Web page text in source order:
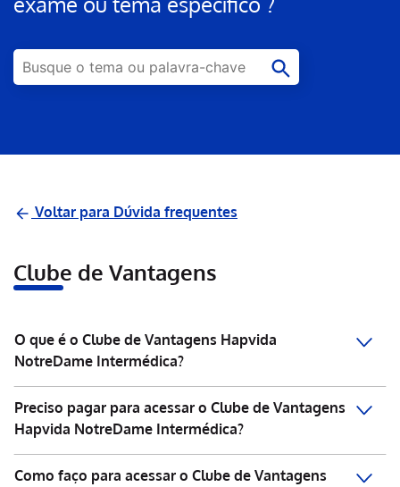
Voltar para Dúvida frequentes
Clube de Vantagens
O que é o Clube de Vantagens Hapvida
NotreDame Intermédica?
Preciso pagar para acessar o Clube de Vantagens
Hapvida NotreDame Intermédica?
Como faço para acessar o Clube de Vantagens